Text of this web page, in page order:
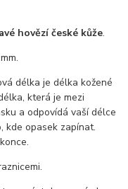
hovězí české kůže.
délka je délka kožené
která je mezi
a odpovídá vaší délce
kde opasek zapínat.